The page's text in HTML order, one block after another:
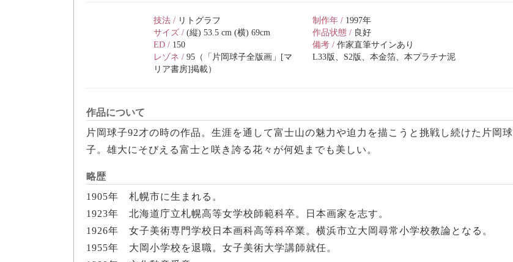
技法 / リトグラフ
サイズ / (縦) 53.5 cm (横) 69cm
ED / 150
レゾネ / 95（「片岡球子全版画」[マ
リア書房]掲載）
制作年 / 1997年
作品状態 / 良好
備考 / 作家直筆サインあり
L33版、S2版、本金箔、本プラチナ泥
作品について
片岡球子92才の時の作品。生涯を通して富士山の魅力や迫力を描こうと挑戦し続けた片岡球
子。雄大にそびえる富士と咲き誇る花々が何処までも美しい。
略歴
1905年 札幌市に生まれる。
1923年 北海道庁立札幌高等女学校師範科卒。日本画家を志す。
1926年 女子美術専門学校日本画科高等科卒業。横浜市立大岡尋常小学校教論となる。
1955年 大岡小学校を退職。女子美術大学講師就任。